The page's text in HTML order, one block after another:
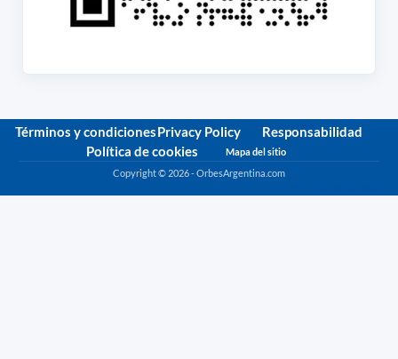
Términos y condicionesPrivacy Policy
Responsabilidad
Política de cookies
Mapa del sitio
Copyright © 2026 - OrbesArgentina.com